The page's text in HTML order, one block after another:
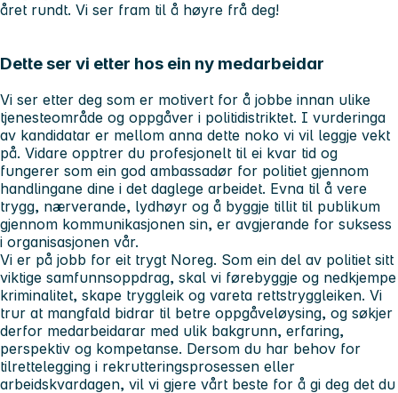
året rundt. Vi ser fram til å høyre frå deg!
Dette ser vi etter hos ein ny medarbeidar
Vi ser etter deg som er motivert for å jobbe innan ulike
tjenesteområde og oppgåver i politidistriktet. I vurderinga
av kandidatar er mellom anna dette noko vi vil leggje vekt
på. Vidare opptrer du profesjonelt til ei kvar tid og
fungerer som ein god ambassadør for politiet gjennom
handlingane dine i det daglege arbeidet. Evna til å vere
trygg, nærverande, lydhøyr og å byggje tillit til publikum
gjennom kommunikasjonen sin, er avgjerande for suksess
i organisasjonen vår.
Vi er på jobb for eit trygt Noreg. Som ein del av politiet sitt
viktige samfunnsoppdrag, skal vi førebyggje og nedkjempe
kriminalitet, skape tryggleik og vareta rettstryggleiken. Vi
trur at mangfald bidrar til betre oppgåveløysing, og søkjer
derfor medarbeidarar med ulik bakgrunn, erfaring,
perspektiv og kompetanse. Dersom du har behov for
tilrettelegging i rekrutteringsprosessen eller
arbeidskvardagen, vil vi gjere vårt beste for å gi deg det du